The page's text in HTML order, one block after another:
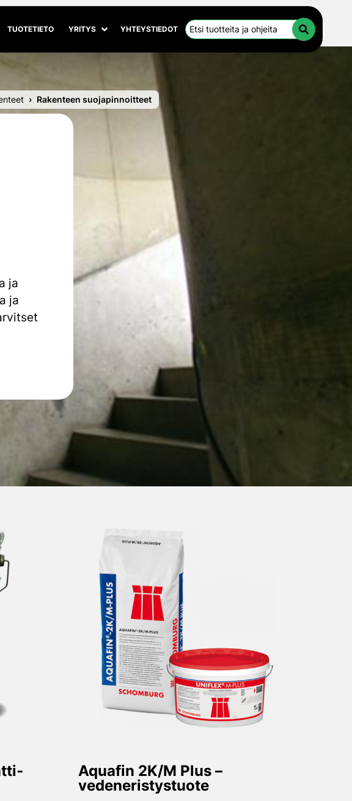
alivalikko
alivalikko
TUOTETIETO YRITYS
Avaa alivalikko
Sulje alivalikko
YHTEYSTIEDOT Hae…
HAE
Rakenteen suojapinnoitteet
ja
ja
Aquafin 2K/M Plus –
vedeneristys­tuote